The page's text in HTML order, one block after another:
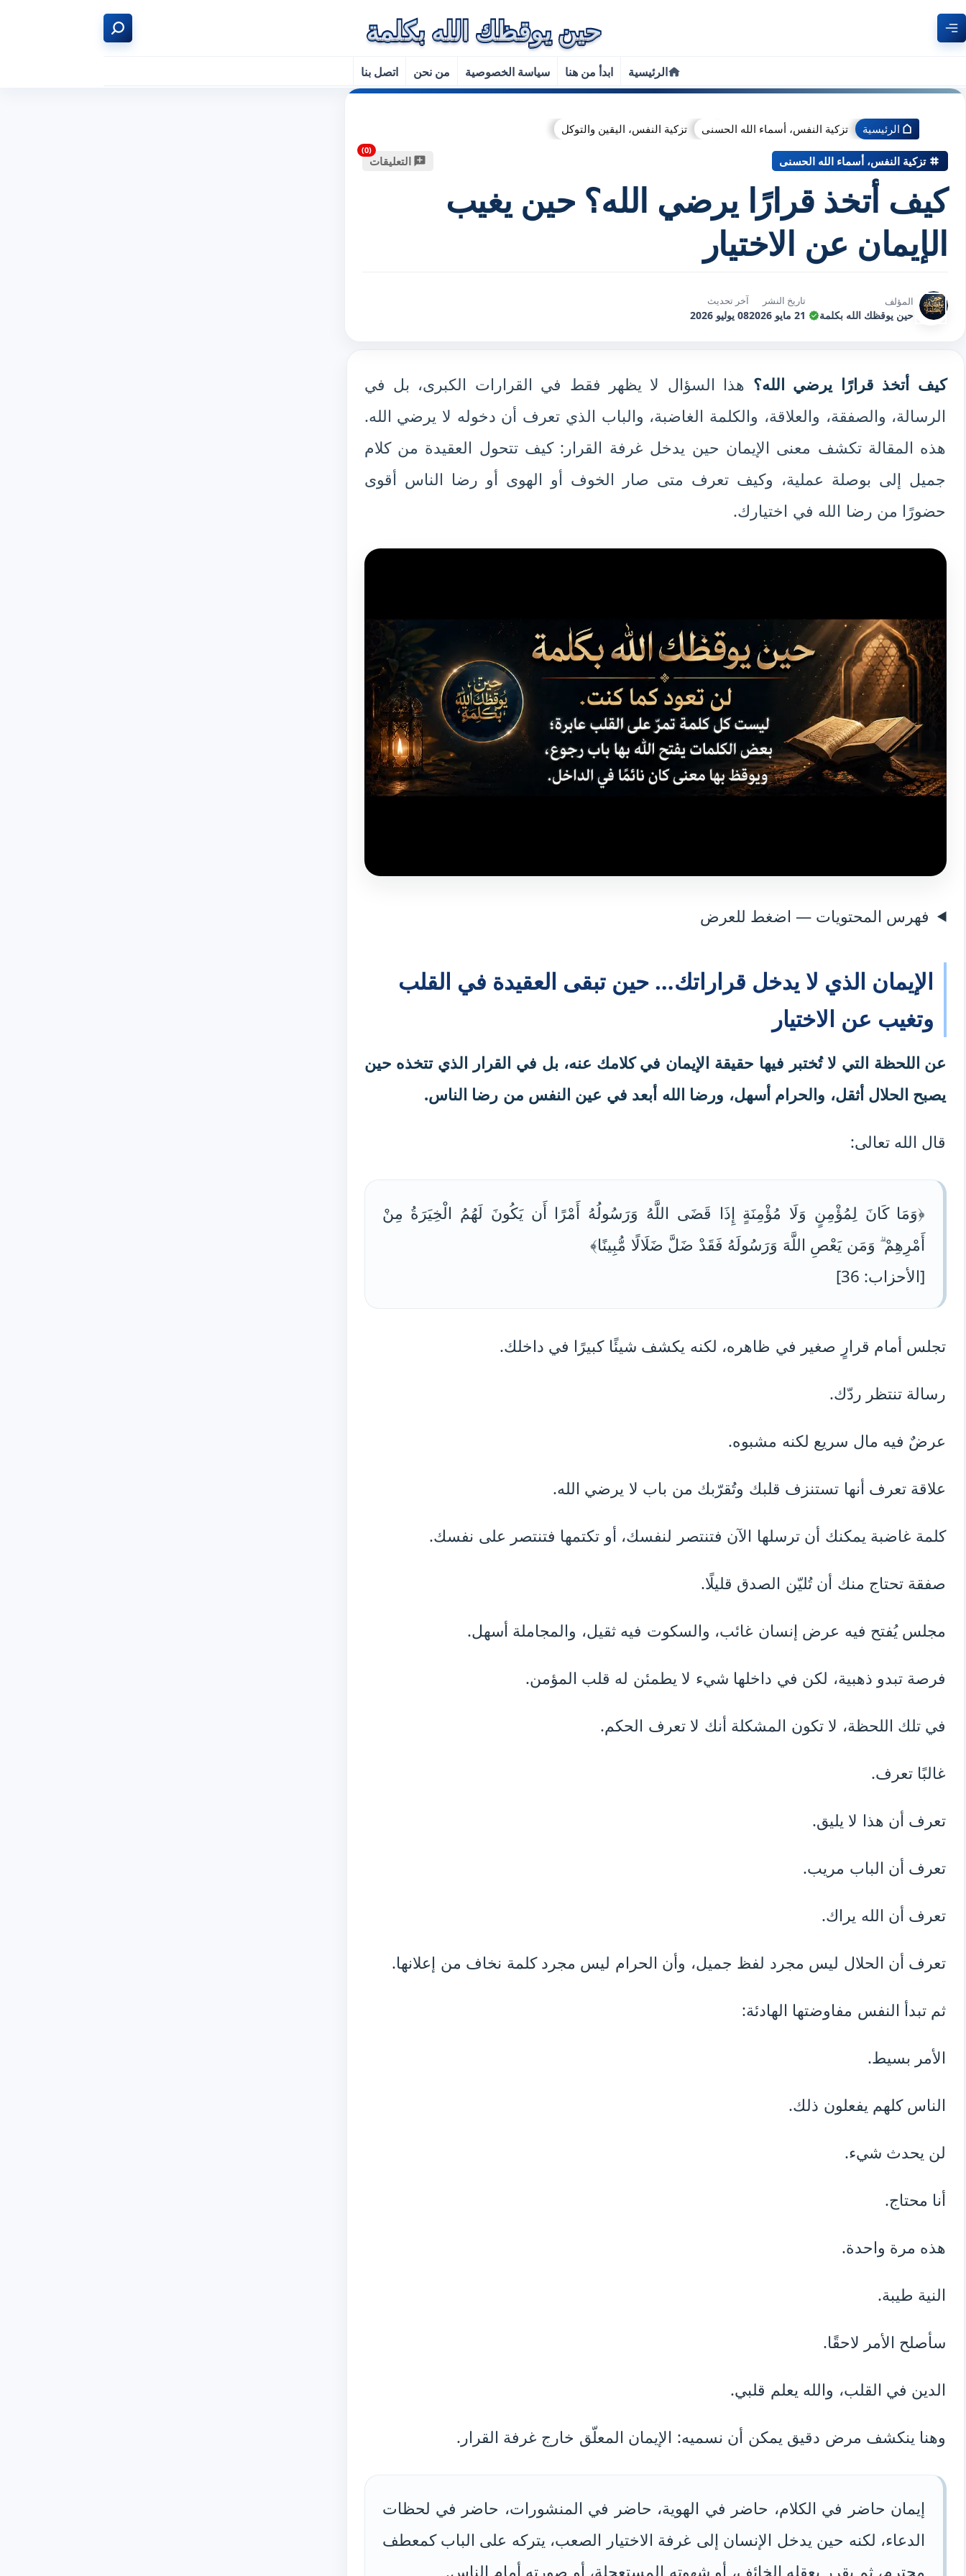
الرئيسية ابدأ من هنا سياسة الخصوصية من نحن اتصل بنا
الرئيسية تزكية النفس، أسماء الله الحسنى تزكية النفس، اليقين والتوكل
تزكية النفس، أسماء الله الحسنى التعليقات
كيف أتخذ قرارًا يرضي الله؟ حين يغيب
الإيمان عن الاختيار
المؤلف
حين يوقظك الله بكلمة
تاريخ النشر
21 مايو 2026
آخر تحديث
08 يوليو 2026
كيف أتخذ قرارًا يرضي الله؟ هذا السؤال لا يظهر فقط في القرارات الكبرى، بل في
الرسالة، والصفقة، والعلاقة، والكلمة الغاضبة، والباب الذي تعرف أن دخوله لا يرضي الله.
هذه المقالة تكشف معنى الإيمان حين يدخل غرفة القرار: كيف تتحول العقيدة من كلام
جميل إلى بوصلة عملية، وكيف تعرف متى صار الخوف أو الهوى أو رضا الناس أقوى
حضورًا من رضا الله في اختيارك.
فهرس المحتويات — اضغط للعرض
الإيمان الذي لا يدخل قراراتك… حين تبقى العقيدة في القلب
وتغيب عن الاختيار
عن اللحظة التي لا تُختبر فيها حقيقة الإيمان في كلامك عنه، بل في القرار الذي تتخذه حين
يصبح الحلال أثقل، والحرام أسهل، ورضا الله أبعد في عين النفس من رضا الناس.
قال الله تعالى:
﴿وَمَا كَانَ لِمُؤْمِنٍ وَلَا مُؤْمِنَةٍ إِذَا قَضَى اللَّهُ وَرَسُولُهُ أَمْرًا أَن يَكُونَ لَهُمُ الْخِيَرَةُ مِنْ
أَمْرِهِمْ ۗ وَمَن يَعْصِ اللَّهَ وَرَسُولَهُ فَقَدْ ضَلَّ ضَلَالًا مُّبِينًا﴾
[الأحزاب: 36]
تجلس أمام قرارٍ صغير في ظاهره، لكنه يكشف شيئًا كبيرًا في داخلك.
رسالة تنتظر ردّك.
عرضٌ فيه مال سريع لكنه مشبوه.
علاقة تعرف أنها تستنزف قلبك وتُقرّبك من باب لا يرضي الله.
كلمة غاضبة يمكنك أن ترسلها الآن فتنتصر لنفسك، أو تكتمها فتنتصر على نفسك.
صفقة تحتاج منك أن تُليّن الصدق قليلًا.
مجلس يُفتح فيه عرض إنسان غائب، والسكوت فيه ثقيل، والمجاملة أسهل.
فرصة تبدو ذهبية، لكن في داخلها شيء لا يطمئن له قلب المؤمن.
في تلك اللحظة، لا تكون المشكلة أنك لا تعرف الحكم.
غالبًا تعرف.
تعرف أن هذا لا يليق.
تعرف أن الباب مريب.
تعرف أن الله يراك.
تعرف أن الحلال ليس مجرد لفظ جميل، وأن الحرام ليس مجرد كلمة نخاف من إعلانها.
ثم تبدأ النفس مفاوضتها الهادئة:
الأمر بسيط.
الناس كلهم يفعلون ذلك.
لن يحدث شيء.
أنا محتاج.
هذه مرة واحدة.
النية طيبة.
سأصلح الأمر لاحقًا.
الدين في القلب، والله يعلم قلبي.
وهنا ينكشف مرض دقيق يمكن أن نسميه: الإيمان المعلّق خارج غرفة القرار.
إيمان حاضر في الكلام، حاضر في الهوية، حاضر في المنشورات، حاضر في لحظات
الدعاء، لكنه حين يدخل الإنسان إلى غرفة الاختيار الصعب، يتركه على الباب كمعطف
محترم، ثم يقرر بعقله الخائف، أو شهوته المستعجلة، أو صورته أمام الناس.